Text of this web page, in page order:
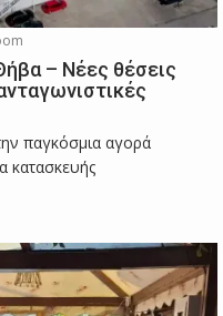
– Νέες θέσεις
παγκόσμια αγορά
κατασκευής